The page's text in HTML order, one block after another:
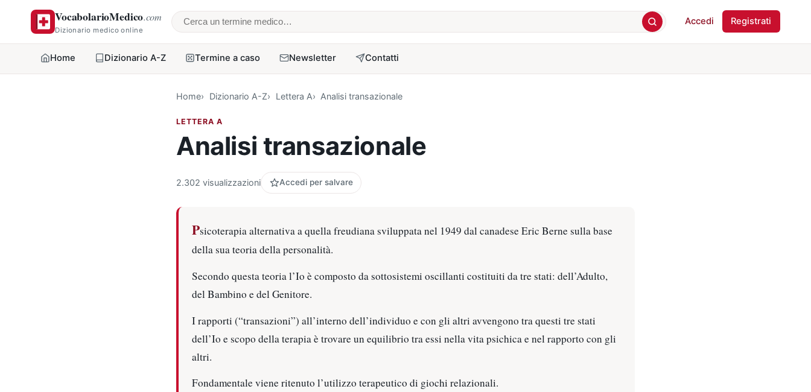
VocabolarioMedico.com
Dizionario medico online Cerca un termine medico
Accedi Registrati
Home Dizionario A-Z Termine a caso Newsletter Contatti
Home Dizionario A-Z Lettera A Analisi transazionale
LETTERA A
Analisi transazionale
2.302 visualizzazioni Accedi per salvare
Psicoterapia alternativa a quella freudiana sviluppata nel 1949 dal canadese Eric Berne sulla base
della sua teoria della personalità.
Secondo questa teoria l’Io è composto da sottosistemi oscillanti costituiti da tre stati: dell’Adulto,
del Bambino e del Genitore.
I rapporti (“transazioni”) all’interno dell’individuo e con gli altri avvengono tra questi tre stati
dell’Io e scopo della terapia è trovare un equilibrio tra essi nella vita psichica e nel rapporto con gli
altri.
Fondamentale viene ritenuto l’utilizzo terapeutico di giochi relazionali.